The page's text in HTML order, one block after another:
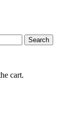
Search
cart.